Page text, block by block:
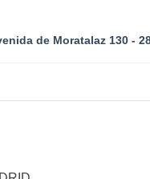
de Moratalaz 130 -